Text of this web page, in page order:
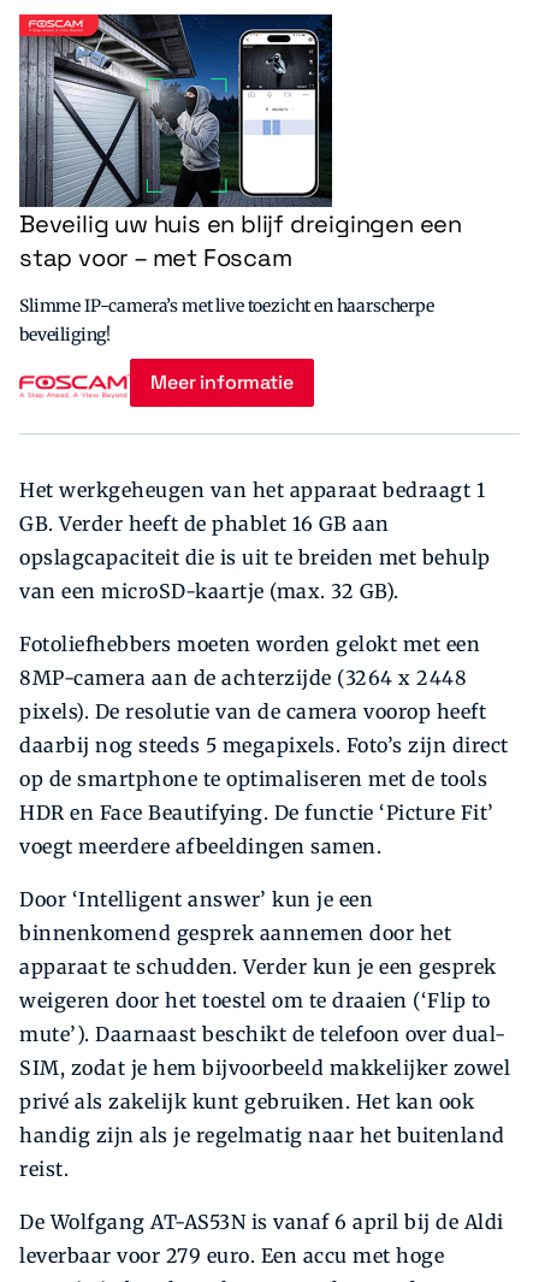
Beveilig uw huis en blijf dreigingen een
stap voor – met Foscam
Slimme IP-camera’s met live toezicht en haarscherpe
beveiliging!
Meer informatie
Het werkgeheugen van het apparaat bedraagt 1
GB. Verder heeft de phablet 16 GB aan
opslagcapaciteit die is uit te breiden met behulp
van een microSD-kaartje (max. 32 GB).
Fotoliefhebbers moeten worden gelokt met een
8MP-camera aan de achterzijde (3264 x 2448
pixels). De resolutie van de camera voorop heeft
daarbij nog steeds 5 megapixels. Foto’s zijn direct
op de smartphone te optimaliseren met de tools
HDR en Face Beautifying. De functie ‘Picture Fit’
voegt meerdere afbeeldingen samen.
Door ‘Intelligent answer’ kun je een
binnenkomend gesprek aannemen door het
apparaat te schudden. Verder kun je een gesprek
weigeren door het toestel om te draaien (‘Flip to
mute’). Daarnaast beschikt de telefoon over dual-
SIM, zodat je hem bijvoorbeeld makkelijker zowel
privé als zakelijk kunt gebruiken. Het kan ook
handig zijn als je regelmatig naar het buitenland
reist.
De Wolfgang AT-AS53N is vanaf 6 april bij de Aldi
leverbaar voor 279 euro. Een accu met hoge